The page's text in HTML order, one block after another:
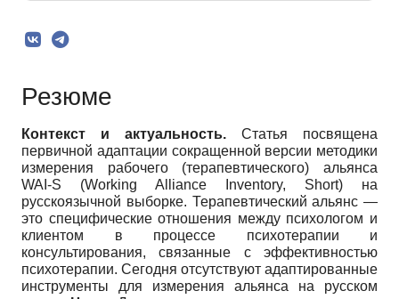
Резюме
Контекст и актуальность. Статья посвящена
первичной адаптации сокращенной версии методики
измерения рабочего (терапевтического) альянса
WAI-S (Working Alliance Inventory, Short) на
русскоязычной выборке. Терапевтический альянс —
это специфические отношения между психологом и
клиентом в процессе психотерапии и
консультирования, связанные с эффективностью
психотерапии. Сегодня отсутствуют адаптированные
инструменты для измерения альянса на русском